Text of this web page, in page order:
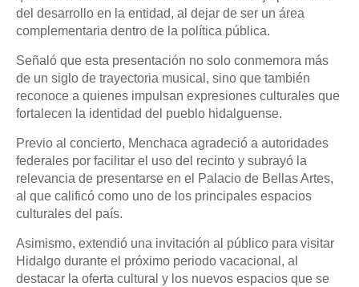
del desarrollo en la entidad, al dejar de ser un área
complementaria dentro de la política pública.
Señaló que esta presentación no solo conmemora más
de un siglo de trayectoria musical, sino que también
reconoce a quienes impulsan expresiones culturales que
fortalecen la identidad del pueblo hidalguense.
Previo al concierto, Menchaca agradeció a autoridades
federales por facilitar el uso del recinto y subrayó la
relevancia de presentarse en el Palacio de Bellas Artes,
al que calificó como uno de los principales espacios
culturales del país.
Asimismo, extendió una invitación al público para visitar
Hidalgo durante el próximo periodo vacacional, al
destacar la oferta cultural y los nuevos espacios que se